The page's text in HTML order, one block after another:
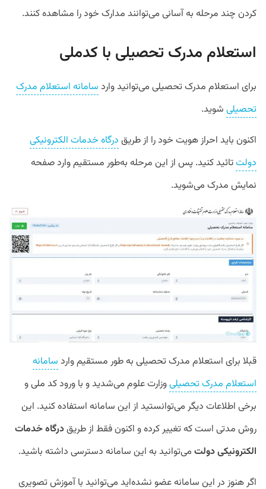
کردن چند مرحله به آسانی می‌توانند مدارک خود را مشاهده کنند.
استعلام مدرک تحصیلی با کدملی
برای استعلام مدرک تحصیلی می‌توانید وارد سامانه استعلام مدرک
تحصیلی شوید.
اکنون باید احراز هویت خود را از طریق درگاه خدمات الکترونیکی
دولتتائید کنید. پس از این مرحله به‌طور مستقیم وارد صفحه
نمایش مدرک می‌شوید.
قبلا برای استعلام مدرک تحصیلی به طور مستقیم وارد سامانه
استعلام مدرک تحصیلیوزارت علوم می‌شدید و با ورود کد ملی و
برخی اطلاعات دیگر می‌توانستید از این سامانه استفاده کنید. این
روش مدتی است که تغییر کرده و اکنون فقط از طریقدرگاه خدمات
الکترونیکی دولت می‌توانید به این سامانه دسترسی داشته باشید.
اگر هنوز در این سامانه عضو نشده‌اید می‌توانید با آموزش تصویری